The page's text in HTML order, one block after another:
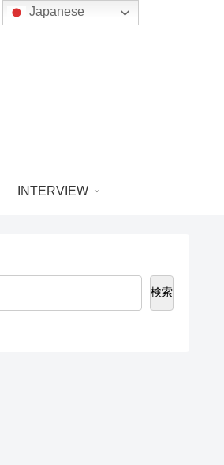
INTERVIEW
検索
Japanese